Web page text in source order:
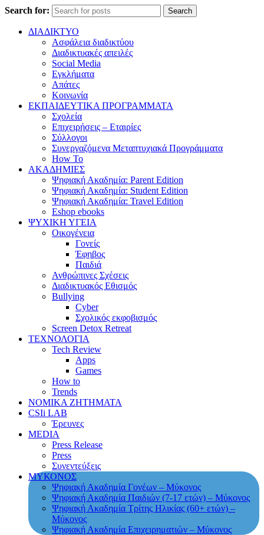
Search for: Search
ΔΙΑΔΙΚΤΥΟ
Ασφάλεια διαδικτύου
Διαδικτυακές απειλές
Social Media
Εγκλήματα
Απάτες
Κοινωνία
ΕΚΠΑΙΔΕΥΤΙΚΑ ΠΡΟΓΡΑΜΜΑΤΑ
Σχολεία
Επιχειρήσεις – Εταιρίες
Σύλλογοι
Συνεργαζόμενα Μεταπτυχιακά Προγράμματα
How To
ΑΚΑΔΗΜΙΕΣ
Ψηφιακή Ακαδημία: Parent Edition
Ψηφιακή Ακαδημία: Student Edition
Ψηφιακή Ακαδημία: Travel Edition
Eshop ebooks
ΨΥΧΙΚΗ ΥΓΕΙΑ
Οικογένεια
Γονείς
Έφηβος
Παιδιά
Ανθρώπινες Σχέσεις
Διαδικτυακός Εθισμός
Bullying
Cyber
Σχολικός εκφοβισμός
Screen Detox Retreat
ΤΕΧΝΟΛΟΓΙΑ
Tech Review
Apps
Games
How to
Trends
ΝΟΜΙΚΑ ΖΗΤΗΜΑΤΑ
CSIi LAB
Έρευνες
MEDIA
Press Release
Press
Συνεντεύξεις
ΜΥΚΟΝΟΣ
Ψηφιακή Ακαδημία Γονέων – Μύκονος
Ψηφιακή Ακαδημία Παιδιών (7-17 ετών) – Μύκονος
Ψηφιακή Ακαδημία Τρίτης Ηλικίας (60+ ετών) –
Μύκονος
Ψηφιακή Ακαδημία Επιχειρηματιών – Μύκονος